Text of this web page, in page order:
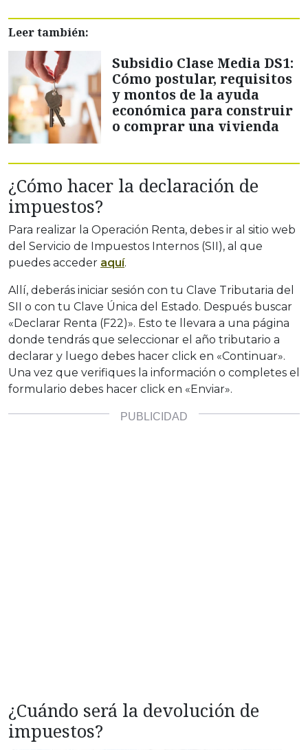
Leer también:
Subsidio Clase Media DS1:
Cómo postular, requisitos
y montos de la ayuda
económica para construir
o comprar una vivienda
¿Cómo hacer la declaración de
impuestos?
Para realizar la Operación Renta, debes ir al sitio web
del Servicio de Impuestos Internos (SII), al que
puedes acceder aquí.
Allí, deberás iniciar sesión con tu Clave Tributaria del
SII o con tu Clave Única del Estado. Después buscar
«Declarar Renta (F22)». Esto te llevara a una página
donde tendrás que seleccionar el año tributario a
declarar y luego debes hacer click en «Continuar».
Una vez que verifiques la información o completes el
formulario debes hacer click en «Enviar».
¿Cuándo será la devolución de
impuestos?